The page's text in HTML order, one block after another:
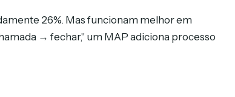
26%. Mas funcionam melhor em
→ fechar," um MAP adiciona processo